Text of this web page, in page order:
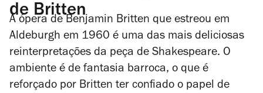
de Britten
A ópera de Benjamin Britten que estreou em
Aldeburgh em 1960 é uma das mais deliciosas
reinterpretações da peça de Shakespeare. O
ambiente é de fantasia barroca, o que é
reforçado por Britten ter confiado o papel de